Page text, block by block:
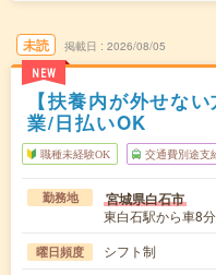
未読
NEW
掲載日 2026/08/05
【扶養内が外せな
業/日払いOK
職種未経験OK 交通費別途支
勤務地 宮城県白石市
東白石駅から車8分
曜日頻度 シフト制